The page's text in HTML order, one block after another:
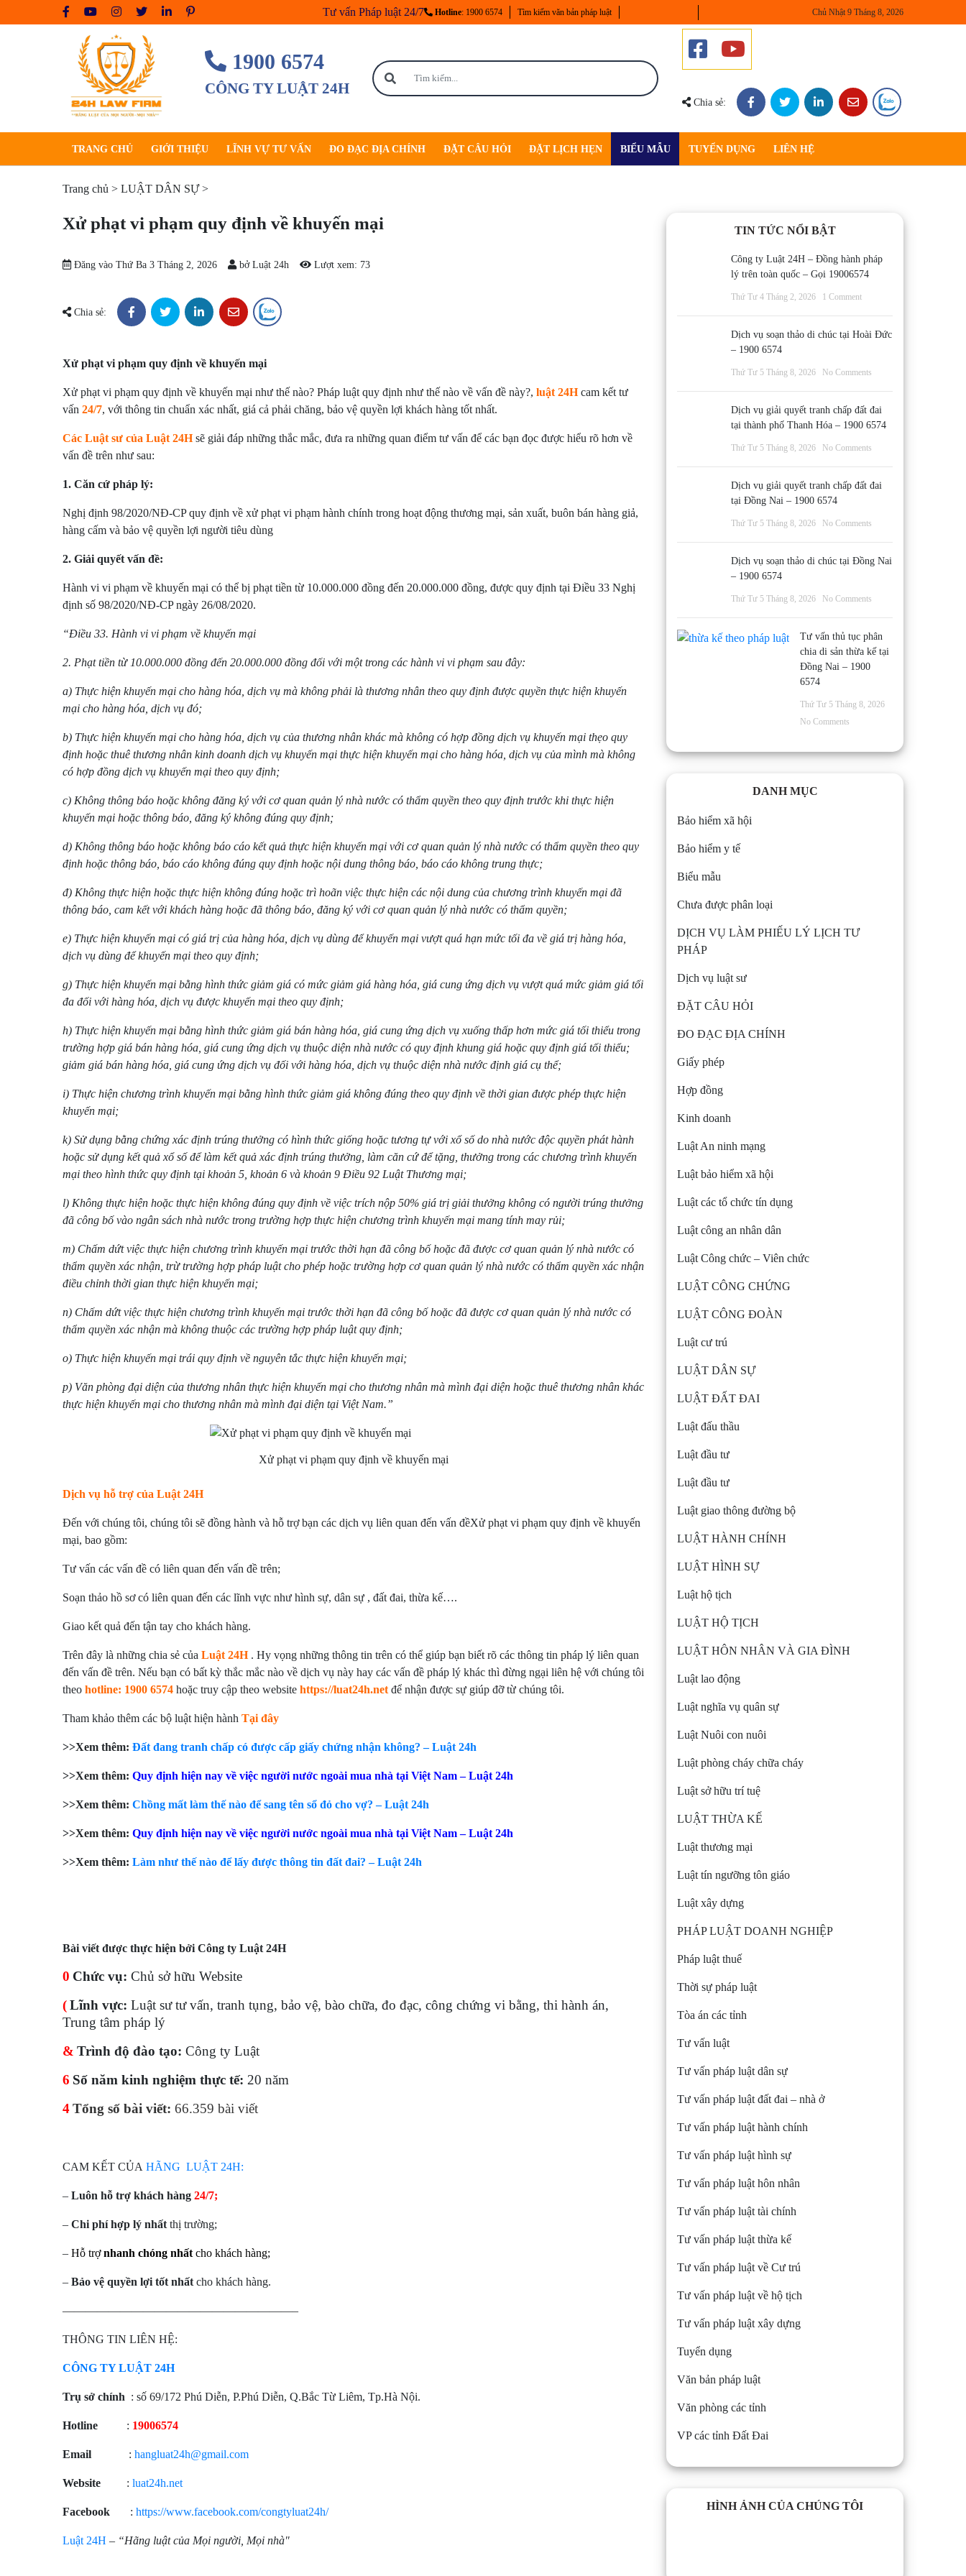
to
Tư vấn Pháp luật 24/7 Hotline: 1900 6574 Tìm kiếm văn bản pháp luật Chủ Nhật 9 Tháng 8, 2026
1900 6574
CÔNG TY LUẬT 24H
Chia sẻ:
TRANG CHỦ GIỚI THIỆU LĨNH VỰ TƯ VẤN ĐO ĐẠC ĐỊA CHÍNH ĐẶT CÂU HỎI ĐẶT LỊCH HẸN BIỂU MẪU TUYỂN DỤNG LIÊN HỆ
Trang chủ > LUẬT DÂN SỰ>
Xử phạt vi phạm quy định về khuyến mại
Đăng vào Thứ Ba 3 Tháng 2, 2026 bở Luật 24h Lượt xem: 73
Chia sẻ:
Xử phạt vi phạm quy định về khuyến mại
Xử phạt vi phạm quy định về khuyến mại như thế nào? Pháp luật quy định như thế nào về vấn đề này?, luật 24Hcam kết tư
vấn 24/7, với thông tin chuẩn xác nhất, giá cả phải chăng, bảo vệ quyền lợi khách hàng tốt nhất.
Các Luật sư của Luật 24H sẽ giải đáp những thắc mắc, đưa ra những quan điểm tư vấn để các bạn đọc được hiểu rõ hơn về
vấn đề trên như sau:
1. Căn cứ pháp lý:
Nghị định 98/2020/NĐ-CP quy định về xử phạt vi phạm hành chính trong hoạt động thương mại, sản xuất, buôn bán hàng giả,
hàng cấm và bảo vệ quyền lợi người tiêu dùng
2. Giải quyết vấn đề:
Hành vi vi phạm về khuyến mại có thể bị phạt tiền từ 10.000.000 đồng đến 20.000.000 đồng, được quy định tại Điều 33 Nghị
định số 98/2020/NĐ-CP ngày 26/08/2020.
“Điều 33. Hành vi vi phạm về khuyến mại
2. Phạt tiền từ 10.000.000 đồng đến 20.000.000 đồng đối với một trong các hành vi vi phạm sau đây:
a) Thực hiện khuyến mại cho hàng hóa, dịch vụ mà không phải là thương nhân theo quy định được quyền thực hiện khuyến
mại cho hàng hóa, dịch vụ đó;
b) Thực hiện khuyến mại cho hàng hóa, dịch vụ của thương nhân khác mà không có hợp đồng dịch vụ khuyến mại thẹo quy
định hoặc thuê thương nhân kinh doanh dịch vụ khuyến mại thực hiện khuyến mại cho hàng hóa, dịch vụ của mình mà không
có hợp đồng dịch vụ khuyến mại theo quy định;
c) Không thông báo hoặc không đăng ký với cơ quan quản lý nhà nước có thẩm quyền theo quy định trước khi thực hiện
khuyến mại hoặc thông báo, đăng ký không đúng quy định;
d) Không thông báo hoặc không báo cáo kết quả thực hiện khuyến mại với cơ quan quản lý nhà nước có thẩm quyền theo quy
định hoặc thông báo, báo cáo không đúng quy định hoặc nội dung thông báo, báo cáo không trung thực;
đ) Không thực hiện hoặc thực hiện không đúng hoặc trì hoãn việc thực hiện các nội dung của chương trình khuyến mại đã
thông báo, cam kết với khách hàng hoặc đã thông báo, đăng ký với cơ quan quản lý nhà nước có thẩm quyền;
e) Thực hiện khuyến mại có giá trị của hàng hóa, dịch vụ dùng để khuyến mại vượt quá hạn mức tối đa về giá trị hàng hóa,
dịch vụ dùng để khuyến mại theo quy định;
g) Thực hiện khuyến mại bằng hình thức giảm giá có mức giảm giá hàng hóa, giá cung ứng dịch vụ vượt quá mức giảm giá tối
đa đối với hàng hóa, dịch vụ được khuyến mại theo quy định;
h) Thực hiện khuyến mại bằng hình thức giảm giá bán hàng hóa, giá cung ứng dịch vụ xuống thấp hơn mức giá tối thiểu trong
trường hợp giá bán hàng hóa, giá cung ứng dịch vụ thuộc diện nhà nước có quy định khung giá hoặc quy định giá tối thiểu;
giảm giá bán hàng hóa, giá cung ứng dịch vụ đối với hàng hóa, dịch vụ thuộc diện nhà nước định giá cụ thể;
i) Thực hiện chương trình khuyến mại bằng hình thức giảm giá không đúng theo quy định về thời gian được phép thực hiện
khuyến mại;
k) Sử dụng bằng chứng xác định trúng thưởng có hình thức giống hoặc tương tự với xổ số do nhà nước độc quyền phát hành
hoặc sử dụng kết quả xổ số để làm kết quả xác định trúng thưởng, làm căn cứ để tặng, thưởng trong các chương trình khuyến
mại theo hình thức quy định tại khoản 5, khoản 6 và khoản 9 Điều 92 Luật Thương mại;
l) Không thực hiện hoặc thực hiện không đúng quy định về việc trích nộp 50% giá trị giải thưởng không có người trúng thưởng
đã công bố vào ngân sách nhà nước trong trường hợp thực hiện chương trình khuyến mại mang tính may rủi;
m) Chấm dứt việc thực hiện chương trình khuyến mại trước thời hạn đã công bố hoặc đã được cơ quan quản lý nhà nước có
thẩm quyền xác nhận, trừ trường hợp pháp luật cho phép hoặc trường hợp cơ quan quản lý nhà nước có thẩm quyền xác nhận
điều chỉnh thời gian thực hiện khuyến mại;
n) Chấm dứt việc thực hiện chương trình khuyến mại trước thời hạn đã công bố hoặc đã được cơ quan quản lý nhà nước có
thẩm quyền xác nhận mà không thuộc các trường hợp pháp luật quy định;
o) Thực hiện khuyến mại trái quy định về nguyên tắc thực hiện khuyến mại;
p) Văn phòng đại diện của thương nhân thực hiện khuyến mại cho thương nhân mà mình đại diện hoặc thuê thương nhân khác
thực hiện khuyến mại cho thương nhân mà mình đại diện tại Việt Nam.”
Xử phạt vi phạm quy định về khuyến mại
Dịch vụ hỗ trợ của Luật 24H
Đến với chúng tôi, chúng tôi sẽ đồng hành và hỗ trợ bạn các dịch vụ liên quan đến vấn đềXử phạt vi phạm quy định về khuyến
mại, bao gồm:
Tư vấn các vấn đề có liên quan đến vấn đề trên;
Soạn thảo hồ sơ có liên quan đến các lĩnh vực như hình sự, dân sự , đất đai, thừa kế….
Giao kết quả đến tận tay cho khách hàng.
Trên đây là những chia sẻ của Luật 24H. Hy vọng những thông tin trên có thể giúp bạn biết rõ các thông tin pháp lý liên quan
đến vấn đề trên. Nếu bạn có bất kỳ thắc mắc nào về dịch vụ này hay các vấn đề pháp lý khác thì đừng ngại liên hệ với chúng tôi
theo hotline: 1900 6574 hoặc truy cập theo website https://luat24h.net để nhận được sự giúp đỡ từ chúng tôi.
Tham khảo thêm các bộ luật hiện hành Tại đây
>>Xem thêm: Đất đang tranh chấp có được cấp giấy chứng nhận không? – Luật 24h
>>Xem thêm: Quy định hiện nay về việc người nước ngoài mua nhà tại Việt Nam – Luật 24h
>>Xem thêm: Chồng mất làm thế nào để sang tên sổ đỏ cho vợ? – Luật 24h
>>Xem thêm: Quy định hiện nay về việc người nước ngoài mua nhà tại Việt Nam – Luật 24h
>>Xem thêm: Làm như thế nào để lấy được thông tin đất đai? – Luật 24h
Bài viết được thực hiện bởi Công ty Luật 24H
0 Chức vụ: Chủ sở hữu Website
(Lĩnh vực: Luật sư tư vấn, tranh tụng, bảo vệ, bào chữa, đo đạc, công chứng vi bằng, thi hành án,
Trung tâm pháp lý
& Trình độ đào tạo: Công ty Luật
6 Số năm kinh nghiệm thực tế: 20 năm
4Tổng số bài viết: 66.359 bài viết
CAM KẾT CỦA HÃNG LUẬT 24H:
– Luôn hỗ trợ khách hàng 24/7;
– Chi phí hợp lý nhất thị trường;
– Hỗ trợnhanh chóng nhất cho khách hàng;
– Bảo vệ quyền lợi tốt nhất cho khách hàng.
————————————————————–
THÔNG TIN LIÊN HỆ:
CÔNG TY LUẬT 24H
Trụ sở chính : số 69/172 Phú Diễn, P.Phú Diễn, Q.Bắc Từ Liêm, Tp.Hà Nội.
Hotline : 19006574
Email : hangluat24h@gmail.com
Website : luat24h.net
Facebook : https://www.facebook.com/congtyluat24h/
Luật 24H – “Hãng luật của Mọi người, Mọi nhà"
TIN TỨC NỔI BẬT
Công ty Luật 24H – Đồng hành pháp
lý trên toàn quốc – Gọi 19006574
Thứ Tư 4 Tháng 2, 2026 1 Comment
Dịch vụ soạn thảo di chúc tại Hoài Đức
– 1900 6574
Thứ Tư 5 Tháng 8, 2026 No Comments
Dịch vụ giải quyết tranh chấp đất đai
tại thành phố Thanh Hóa – 1900 6574
Thứ Tư 5 Tháng 8, 2026 No Comments
Dịch vụ giải quyết tranh chấp đất đai
tại Đồng Nai – 1900 6574
Thứ Tư 5 Tháng 8, 2026 No Comments
Dịch vụ soạn thảo di chúc tại Đồng Nai
– 1900 6574
Thứ Tư 5 Tháng 8, 2026 No Comments
Tư vấn thủ tục phân
chia di sản thừa kế tại
Đồng Nai – 1900
6574
Thứ Tư 5 Tháng 8, 2026
No Comments
DANH MỤC
Bảo hiểm xã hội
Bảo hiểm y tế
Biểu mẫu
Chưa được phân loại
DỊCH VỤ LÀM PHIẾU LÝ LỊCH TƯ
PHÁP
Dịch vụ luật sư
ĐẶT CÂU HỎI
ĐO ĐẠC ĐỊA CHÍNH
Giấy phép
Hợp đồng
Kinh doanh
Luật An ninh mạng
Luật bảo hiểm xã hội
Luật các tổ chức tín dụng
Luật công an nhân dân
Luật Công chức – Viên chức
LUẬT CÔNG CHỨNG
LUẬT CÔNG ĐOÀN
Luật cư trú
LUẬT DÂN SỰ
LUẬT ĐẤT ĐAI
Luật đấu thầu
Luật đầu tư
Luật đầu tư
Luật giao thông đường bộ
LUẬT HÀNH CHÍNH
LUẬT HÌNH SỰ
Luật hộ tịch
LUẬT HỘ TỊCH
LUẬT HÔN NHÂN VÀ GIA ĐÌNH
Luật lao động
Luật nghĩa vụ quân sự
Luật Nuôi con nuôi
Luật phòng cháy chữa cháy
Luật sở hữu trí tuệ
LUẬT THỪA KẾ
Luật thương mại
Luật tín ngưỡng tôn giáo
Luật xây dựng
PHÁP LUẬT DOANH NGHIỆP
Pháp luật thuế
Thời sự pháp luật
Tòa án các tỉnh
Tư vấn luật
Tư vấn pháp luật dân sự
Tư vấn pháp luật đất đai – nhà ở
Tư vấn pháp luật hành chính
Tư vấn pháp luật hình sự
Tư vấn pháp luật hôn nhân
Tư vấn pháp luật tài chính
Tư vấn pháp luật thừa kế
Tư vấn pháp luật về Cư trú
Tư vấn pháp luật về hộ tịch
Tư vấn pháp luật xây dựng
Tuyển dụng
Văn bản pháp luật
Văn phòng các tỉnh
VP các tỉnh Đất Đai
HÌNH ẢNH CỦA CHÚNG TÔI